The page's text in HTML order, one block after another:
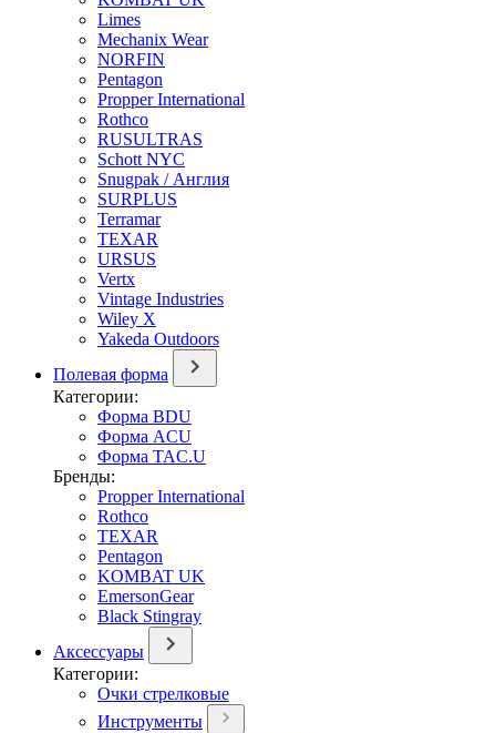
Limes
Mechanix Wear
NORFIN
Pentagon
Propper International
Rothco
RUSULTRAS
Schott NYC
Snugpak / Англия
SURPLUS
Terramar
TEXAR
URSUS
Vertx
Vintage Industries
Wiley X
Yakeda Outdoors
Полевая форма
Категории:
Форма BDU
Форма ACU
Форма TAC.U
Бренды:
Propper International
Rothco
TEXAR
Pentagon
KOMBAT UK
EmersonGear
Black Stingray
Аксессуары
Категории:
Очки стрелковые
Инструменты